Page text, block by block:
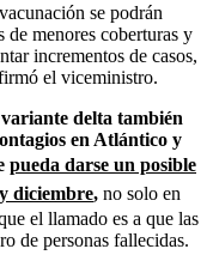
se podrán
de menores coberturas y
incrementos de casos,
el viceministro.
delta también
en Atlántico y
pueda darse un posible
diciembre, no solo en
el llamado es a que las
de personas fallecidas.